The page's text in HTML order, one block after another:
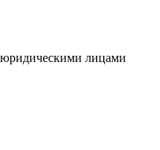
юридическими лицами